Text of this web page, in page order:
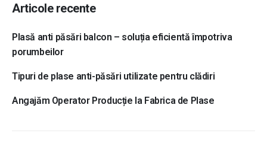
Articole recente
Plasă anti păsări balcon – soluția eficientă împotriva
porumbeilor
Tipuri de plase anti-păsări utilizate pentru clădiri
Angajăm Operator Producție la Fabrica de Plase